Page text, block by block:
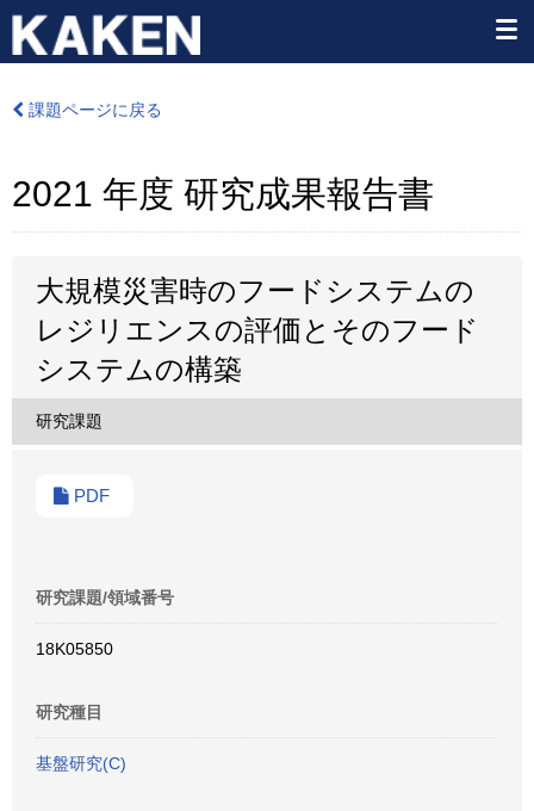
課題ページに戻る
2021 年度 研究成果報告書
大規模災害時のフードシステムの
レジリエンスの評価とそのフード
システムの構築
研究課題
PDF
研究課題/領域番号
18K05850
研究種目
基盤研究(C)